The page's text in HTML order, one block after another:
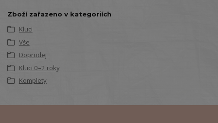
Zboží zařazeno v kategoriích
Kluci
Vše
Doprodej
Kluci 0–2 roky
Komplety